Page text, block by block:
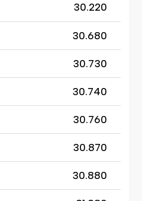
30.220
30.680
30.730
30.740
30.760
30.870
30.880